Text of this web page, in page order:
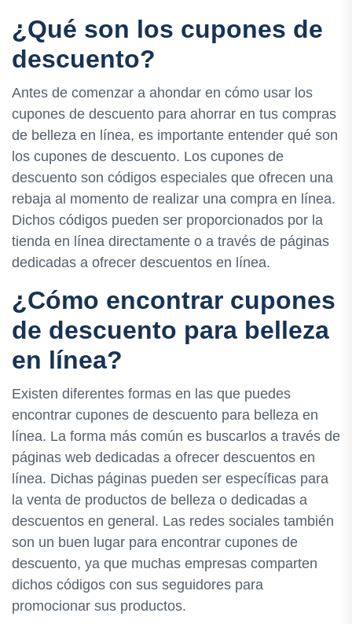
¿Qué son los cupones de
descuento?
Antes de comenzar a ahondar en cómo usar los
cupones de descuento para ahorrar en tus compras
de belleza en línea, es importante entender qué son
los cupones de descuento. Los cupones de
descuento son códigos especiales que ofrecen una
rebaja al momento de realizar una compra en línea.
Dichos códigos pueden ser proporcionados por la
tienda en línea directamente o a través de páginas
dedicadas a ofrecer descuentos en línea.
¿Cómo encontrar cupones
de descuento para belleza
en línea?
Existen diferentes formas en las que puedes
encontrar cupones de descuento para belleza en
línea. La forma más común es buscarlos a través de
páginas web dedicadas a ofrecer descuentos en
línea. Dichas páginas pueden ser específicas para
la venta de productos de belleza o dedicadas a
descuentos en general. Las redes sociales también
son un buen lugar para encontrar cupones de
descuento, ya que muchas empresas comparten
dichos códigos con sus seguidores para
promocionar sus productos.